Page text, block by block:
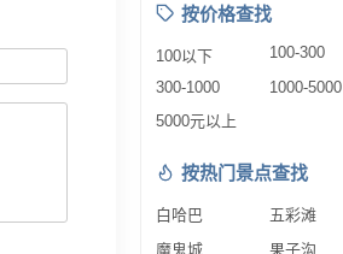
按价格查找
100以下
100-300
300-1000
1000-5000
5000元以上
按热门景点查找
白哈巴
五彩滩
魔鬼城
果子沟